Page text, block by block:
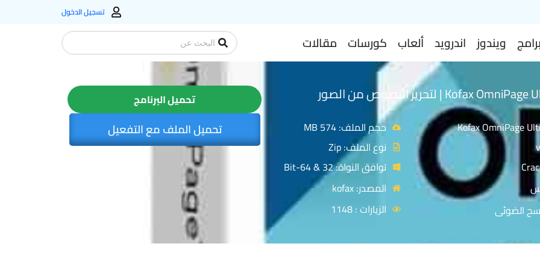
تسجيل الدخول
برامج ويندوز اندرويد ألعاب كورسات مقالات
Search
...
برنامج Kofax OmniPage Ultimate | لتحرير النصوص من الصور
الضوئى
حجم الملف: 574 MB
نوع الملف: Zip
توافق النواة: 32 & 64-Bit
المصدر: kofax
الزيارات : 1148
تحميل البرنامج
تحميل الملف مع التفعيل